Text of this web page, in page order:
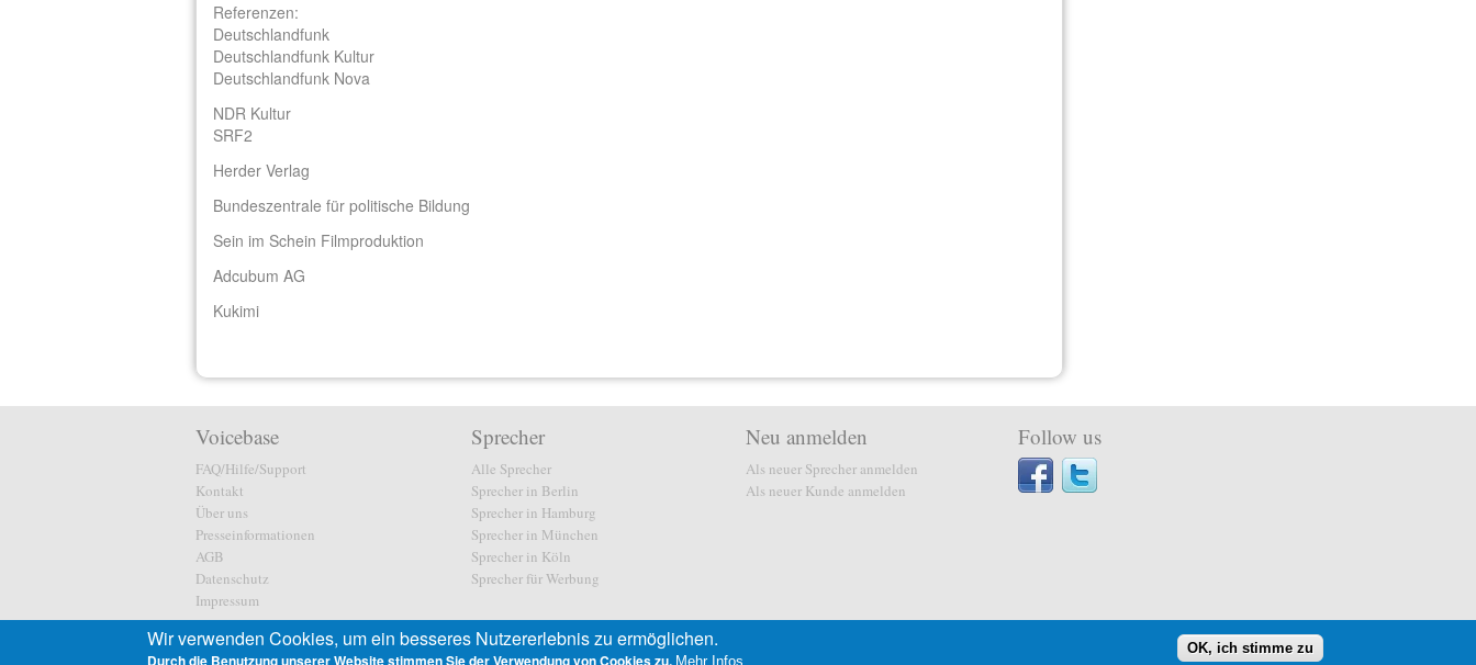
Referenzen:
Deutschlandfunk
Deutschlandfunk Kultur
Deutschlandfunk Nova
​NDR Kultur
SRF2
Herder Verlag
​Bundeszentrale für politische Bildung
​Sein im Schein Filmproduktion
​Adcubum AG
Kukimi
Voicebase
FAQ/Hilfe/Support
Kontakt
Über uns
Presseinformationen
AGB
Datenschutz
Impressum
Sprecher
Alle Sprecher
Sprecher in Berlin
Sprecher in Hamburg
Sprecher in München
Sprecher in Köln
Sprecher für Werbung
Neu anmelden
Als neuer Sprecher anmelden
Als neuer Kunde anmelden
Follow us
Wir verwenden Cookies, um ein besseres Nutzererlebnis zu ermöglichen.
Durch die Benutzung unserer Website stimmen Sie der Verwendung von Cookies zu. Mehr Infos
OK, ich stimme zu